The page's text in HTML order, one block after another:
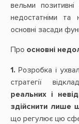
вельми
недостатніми
основні засади
Про основні
1.Розробка і
стратегії
реальних і
здійснити лише
що регулює цю